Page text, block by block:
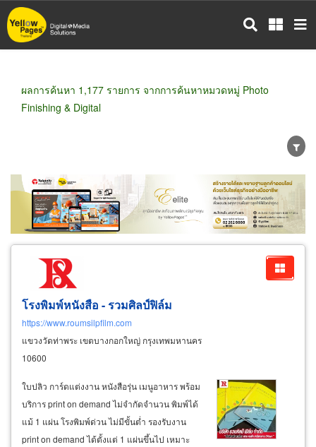
ข้าม
ไป
ผลการค้นหา 1,177 รายการ จากการค้นหาหมวดหมู่ Photo
Finishing & Digital
ขายส่ง ขายปลีก ผู้ผลิต
ตัวแทนจัดจำหน่าย
ผู้ส่งออก/นำเข้า
ธุรกิจบริการ
โรงพิมพ์หนังสือ - รวมศิลป์ฟิล์ม
https://www.roumsilpfilm.com
แขวงวัดท่าพระ เขตบางกอกใหญ่ กรุงเทพมหานคร
10600
ใบปลิว การ์ดแต่งงาน หนังสือรุ่น เมนูอาหาร พร้อม
บริการ print on demand ไม่จำกัดจำนวน พิมพ์ได้
แม้ 1 แผ่น โรงพิมพ์ด่วน ไม่มีขั้นต่ำ รองรับงาน
print on demand ได้ตั้งแต่ 1 แผ่นขึ้นไป เหมาะ